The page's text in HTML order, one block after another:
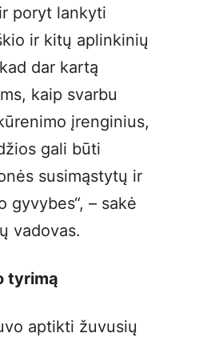
poryt lankyti
ir kitų aplinkinių
dar kartą
kaip svarbu
įrenginius,
gali būti
susimąstytų ir
gyvybes“, – sakė
vadovas.
tyrimą
aptikti žuvusių